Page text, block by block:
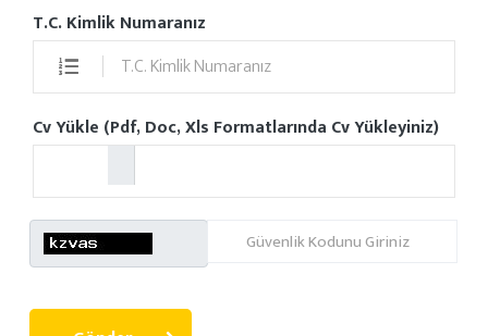
T.C. Kimlik Numaranız
Cv Yükle (Pdf, Doc, Xls Formatlarında Cv Yükleyiniz)